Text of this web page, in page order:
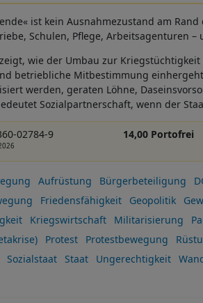
ist kein Ausnahmezustand am
Schulen, Pflege, Arbeitsagenturen –
wie der Umbau zur
betriebliche Mitbestimmung
werden, geraten Löhne,
Sozialpartnerschaft, wenn der
02784-9 14,00 Portofrei
Aufrüstung Bürgerbeteiligung
Friedensfähigkeit Geopolitik
Kriegswirtschaft Militarisierung
Protest Protestbewegung
Sozialstaat Staat Ungerechtigkeit